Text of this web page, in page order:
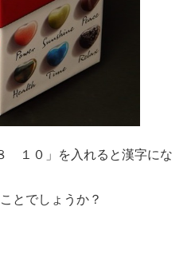
０」を入れると漢字にな
とでしょうか？